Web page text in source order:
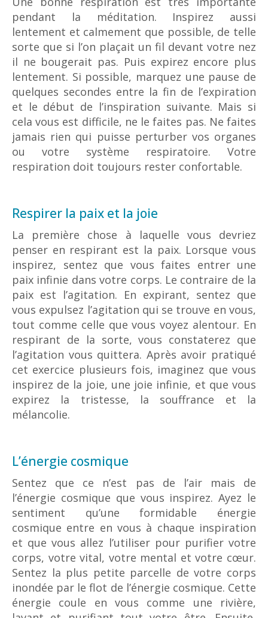
pendant la méditation. Inspirez aussi
lentement et calmement que possible, de telle
sorte que si l’on plaçait un fil devant votre nez
il ne bougerait pas. Puis expirez encore plus
lentement. Si possible, marquez une pause de
quelques secondes entre la fin de l’expiration
et le début de l’inspiration suivante. Mais si
cela vous est difficile, ne le faites pas. Ne faites
jamais rien qui puisse perturber vos organes
ou votre système respiratoire. Votre
respiration doit toujours rester confortable.
Respirer la paix et la joie
La première chose à laquelle vous devriez
penser en respirant est la paix. Lorsque vous
inspirez, sentez que vous faites entrer une
paix infinie dans votre corps. Le contraire de la
paix est l’agitation. En expirant, sentez que
vous expulsez l’agitation qui se trouve en vous,
tout comme celle que vous voyez alentour. En
respirant de la sorte, vous constaterez que
l’agitation vous quittera. Après avoir pratiqué
cet exercice plusieurs fois, imaginez que vous
inspirez de la joie, une joie infinie, et que vous
expirez la tristesse, la souffrance et la
mélancolie.
L’énergie cosmique
Sentez que ce n’est pas de l’air mais de
l’énergie cosmique que vous inspirez. Ayez le
sentiment qu’une formidable énergie
cosmique entre en vous à chaque inspiration
et que vous allez l’utiliser pour purifier votre
corps, votre vital, votre mental et votre cœur.
Sentez la plus petite parcelle de votre corps
inondée par le flot de l’énergie cosmique. Cette
énergie coule en vous comme une rivière,